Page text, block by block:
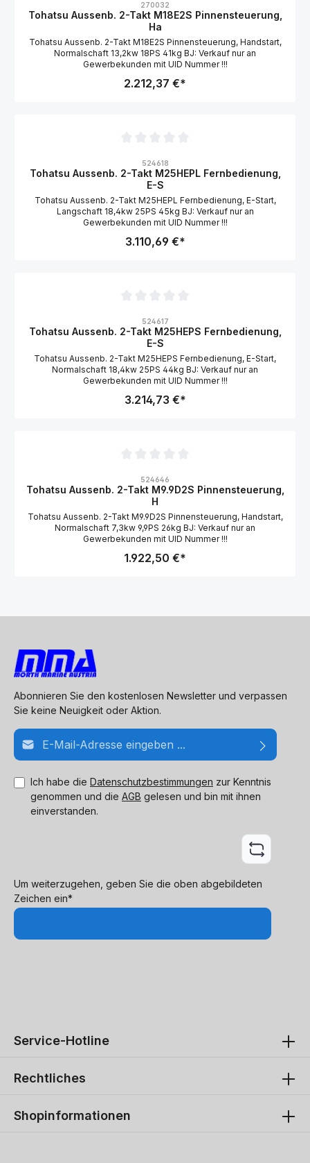
270032
Tohatsu Aussenb. 2-Takt M18E2S Pinnensteuerung,
Ha
Tohatsu Aussenb. 2-Takt M18E2S Pinnensteuerung, Handstart,
Normalschaft 13,2kw 18PS 41kg BJ: Verkauf nur an
Gewerbekunden mit UID Nummer !!!
2.212,37 €*
524618
Tohatsu Aussenb. 2-Takt M25HEPL Fernbedienung,
E-S
Tohatsu Aussenb. 2-Takt M25HEPL Fernbedienung, E-Start,
Langschaft 18,4kw 25PS 45kg BJ: Verkauf nur an
Gewerbekunden mit UID Nummer !!!
3.110,69 €*
524617
Tohatsu Aussenb. 2-Takt M25HEPS Fernbedienung,
E-S
Tohatsu Aussenb. 2-Takt M25HEPS Fernbedienung, E-Start,
Normalschaft 18,4kw 25PS 44kg BJ: Verkauf nur an
Gewerbekunden mit UID Nummer !!!
3.214,73 €*
524646
Tohatsu Aussenb. 2-Takt M9.9D2S Pinnensteuerung,
H
Tohatsu Aussenb. 2-Takt M9.9D2S Pinnensteuerung, Handstart,
Normalschaft 7,3kw 9,9PS 26kg BJ: Verkauf nur an
Gewerbekunden mit UID Nummer !!!
1.922,50 €*
Abonnieren Sie den kostenlosen Newsletter und verpassen
Sie keine Neuigkeit oder Aktion.
E-Mail-Adresse*
Ich habe die Datenschutzbestimmungen zur Kenntnis
genommen und die AGB gelesen und bin mit ihnen
einverstanden.
Um weiterzugehen, geben Sie die oben abgebildeten
Zeichen ein*
Service-Hotline
Rechtliches
Shopinformationen